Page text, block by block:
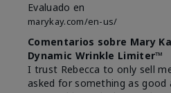
Evaluado en
marykay.com/en-us/
Comentarios sobre Mary
Dynamic Wrinkle Limiter™
I trust Rebecca to only sell
asked for something as